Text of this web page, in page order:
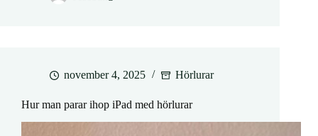
november 4, 2025 Hörlurar
Hur man parar ihop iPad med hörlurar